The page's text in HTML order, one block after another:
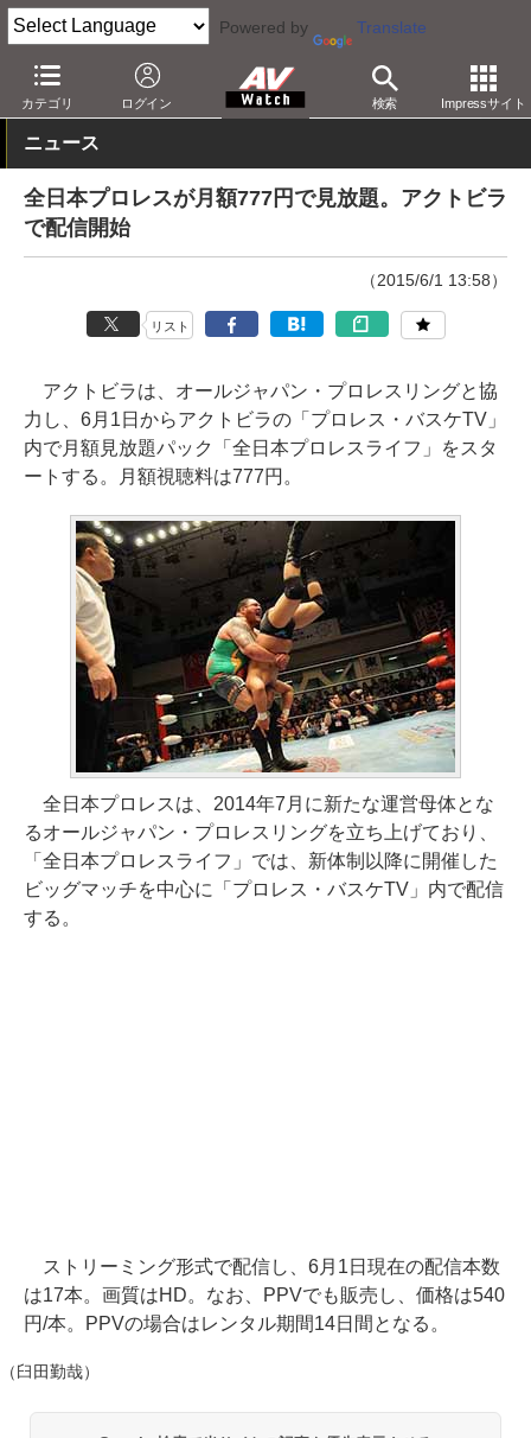
Powered by Translate
カテゴリ ログイン 検索 Impressサイト
AV Watch コンテンツ・サービス 映像配信 アクトビラ
ニュース
全日本プロレスが月額777円で見放題。アクトビラ
で配信開始
（2015/6/1 13:58）
リスト
アクトビラは、オールジャパン・プロレスリングと協
力し、6月1日からアクトビラの「プロレス・バスケTV」
内で月額見放題パック「全日本プロレスライフ」をスタ
ートする。月額視聴料は777円。
全日本プロレスは、2014年7月に新たな運営母体とな
るオールジャパン・プロレスリングを立ち上げており、
「全日本プロレスライフ」では、新体制以降に開催した
ビッグマッチを中心に「プロレス・バスケTV」内で配信
する。
ストリーミング形式で配信し、6月1日現在の配信本数
は17本。画質はHD。なお、PPVでも販売し、価格は540
円/本。PPVの場合はレンタル期間14日間となる。
（臼田勤哉）